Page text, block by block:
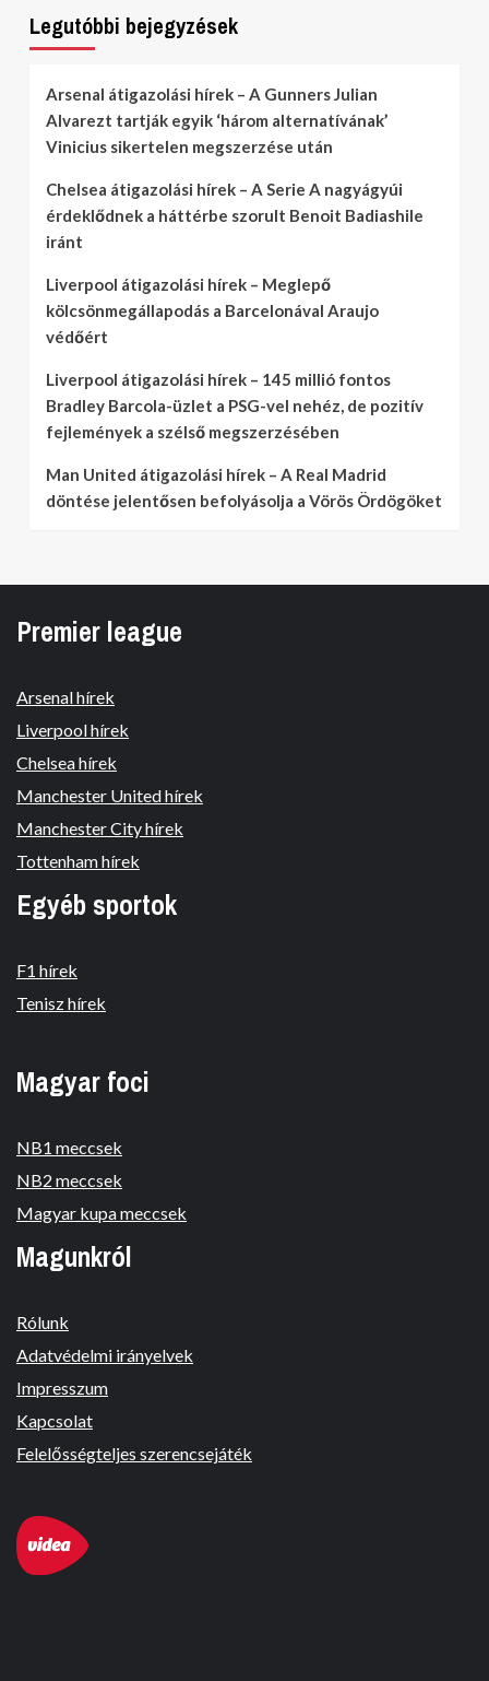
Legutóbbi bejegyzések
Arsenal átigazolási hírek – A Gunners Julian
Alvarezt tartják egyik ‘három alternatívának’
Vinicius sikertelen megszerzése után
Chelsea átigazolási hírek – A Serie A nagyágyúi
érdeklődnek a háttérbe szorult Benoit Badiashile
iránt
Liverpool átigazolási hírek – Meglepő
kölcsönmegállapodás a Barcelonával Araujo
védőért
Liverpool átigazolási hírek – 145 millió fontos
Bradley Barcola-üzlet a PSG-vel nehéz, de pozitív
fejlemények a szélső megszerzésében
Man United átigazolási hírek – A Real Madrid
döntése jelentősen befolyásolja a Vörös Ördögöket
Premier league
Arsenal hírek
Liverpool hírek
Chelsea hírek
Manchester United hírek
Manchester City hírek
Tottenham hírek
Egyéb sportok
F1 hírek
Tenisz hírek
Magyar foci
NB1 meccsek
NB2 meccsek
Magyar kupa meccsek
Magunkról
Rólunk
Adatvédelmi irányelvek
Impresszum
Kapcsolat
Felelősségteljes szerencsejáték